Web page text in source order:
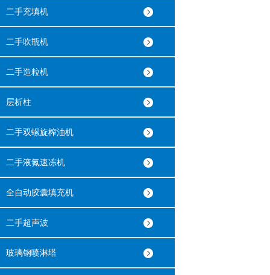
二手充填机
二手吹瓶机
二手造粒机
层析柱
二手双螺旋榨油机
二手液氮速冻机
全自动胶囊填充机
二手超声波
玻璃钢喷淋塔